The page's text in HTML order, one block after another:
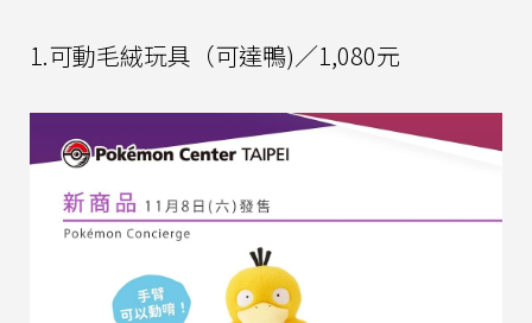
1.可動毛絨玩具（可達鴨)／1,080元